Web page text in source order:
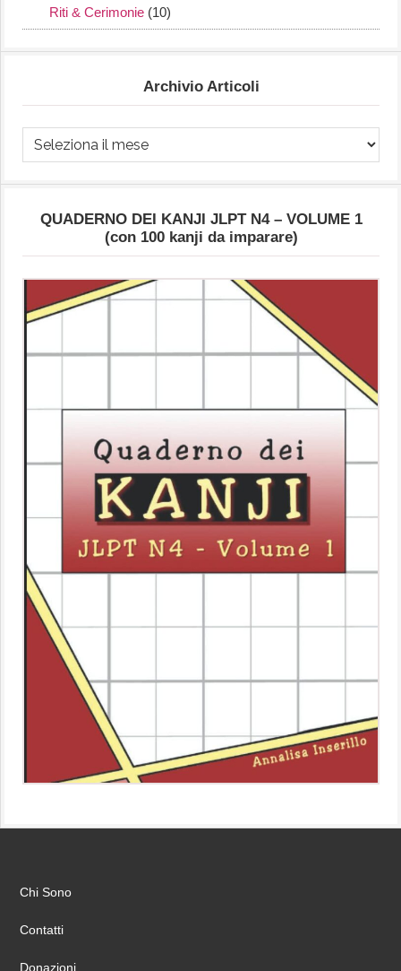
Riti & Cerimonie (10)
Archivio Articoli
Archivio
Articoli
QUADERNO DEI KANJI JLPT N4 – VOLUME 1
(con 100 kanji da imparare)
Chi Sono
Contatti
Donazioni